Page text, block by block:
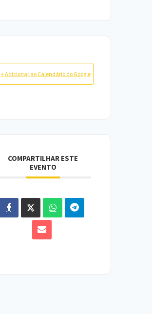
+ Adicionar ao Calendário do Google
COMPARTILHAR ESTE
EVENTO